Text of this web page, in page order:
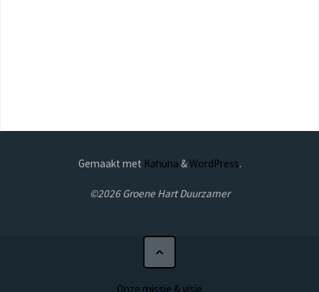
Gemaakt met Kahuna &WordPress.
©2026 Groene Hart Duurzamer
Onze missie & visie